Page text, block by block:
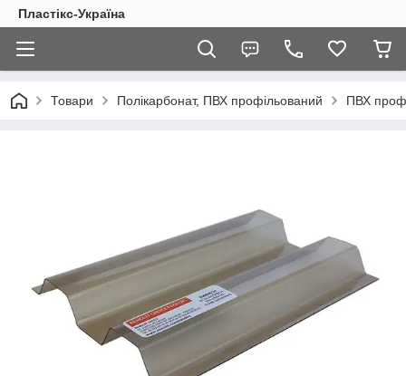
Пластікс-Україна
Товари Полікарбонат, ПВХ профільований ПВХ